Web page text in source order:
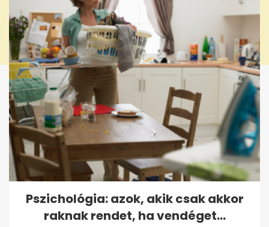
Pszichológia: azok, akik csak akkor
raknak rendet, ha vendéget...